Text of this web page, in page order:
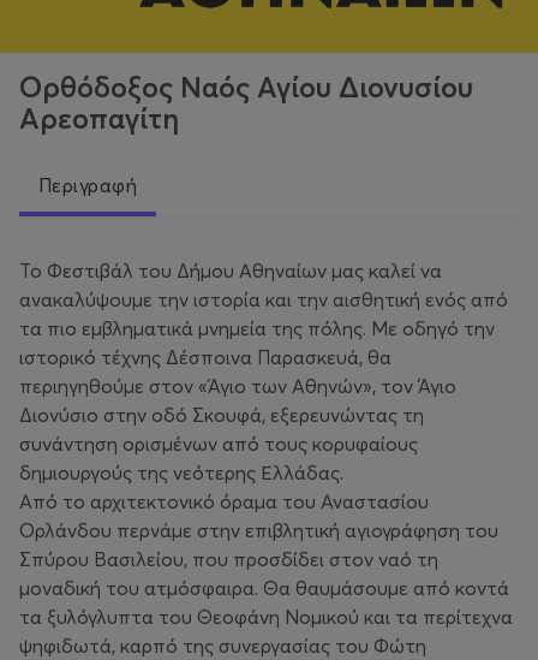
Ορθόδοξος Ναός Αγίου Διονυσίου
Αρεοπαγίτη
Περιγραφή
Το Φεστιβάλ του Δήμου Αθηναίων μας καλεί να
ανακαλύψουμε την ιστορία και την αισθητική ενός από
τα πιο εμβληματικά μνημεία της πόλης. Με οδηγό την
ιστορικό τέχνης Δέσποινα Παρασκευά, θα
περιηγηθούμε στον «Άγιο των Αθηνών», τον Άγιο
Διονύσιο στην οδό Σκουφά, εξερευνώντας τη
συνάντηση ορισμένων από τους κορυφαίους
δημιουργούς της νεότερης Ελλάδας.
Από το αρχιτεκτονικό όραμα του Αναστασίου
Ορλάνδου περνάμε στην επιβλητική αγιογράφηση του
Σπύρου Βασιλείου, που προσδίδει στον ναό τη
μοναδική του ατμόσφαιρα. Θα θαυμάσουμε από κοντά
τα ξυλόγλυπτα του Θεοφάνη Νομικού και τα περίτεχνα
ψηφιδωτά, καρπό της συνεργασίας του Φώτη